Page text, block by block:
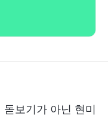
보기가 아닌 현미